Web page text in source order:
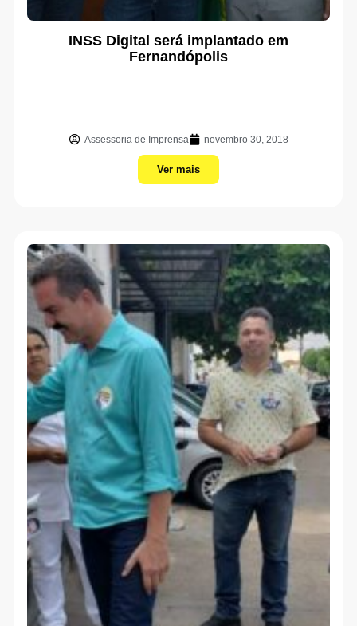
INSS Digital será implantado em
Fernandópolis
Assessoria de Imprensa novembro 30, 2018
Ver mais